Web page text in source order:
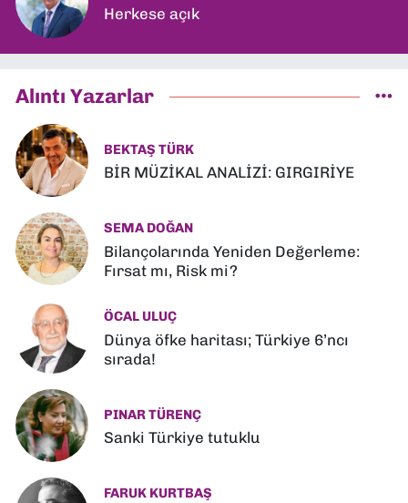
Herkese açık
Alıntı Yazarlar
BEKTAŞ TÜRK
BİR MÜZİKAL ANALİZİ: GIRGIRİYE
SEMA DOĞAN
Bilançolarında Yeniden Değerleme:
Fırsat mı, Risk mi?
ÖCAL ULUÇ
Dünya öfke haritası; Türkiye 6’ncı
sırada!
PINAR TÜRENÇ
Sanki Türkiye tutuklu
FARUK KURTBAŞ